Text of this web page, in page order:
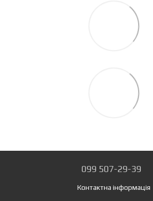
099 507-29-39
Контактна інформація